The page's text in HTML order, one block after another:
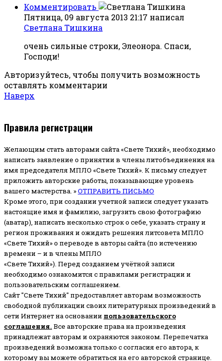
Комментировать
Пятница, 09 августа 2013 21:17 написал
Светлана Тишкина
очень сильные строки, Элеонора. Спаси,
Господи!
Авторизуйтесь, чтобы получить возможность
оставлять комментарии
Наверх
Правила регистрации
Желающим стать авторами сайта «Свете Тихий», необходимо
написать заявление о принятии в члены литобъединения на
имя председателя МПЛО «Свете Тихий». К письму следует
приложить авторские работы, показывающие уровень
вашего мастерства. »ОТПРАВИТЬ ПИСЬМО
Кроме этого, при создании учетной записи следует указать
настоящие имя и фамилию, загрузить свою фотографию
(аватар), написать несколько строк о себе, указать страну и
регион проживания и ожидать решения литсовета МПЛО
«Свете Тихий» о переводе в авторы сайта (по истечению
времени – и в члены МПЛО
«Свете Тихий»). Перед созданием учётной записи
необходимо ознакомится с правилами регистрации и
пользовательским соглашением.
Сайт "Свете Тихий" предоставляет авторам возможность
свободной публикации своих литературных произведений в
сети Интернет на основании пользовательского
соглашения. Все авторские права на произведения
принадлежат авторам и охраняются законом. Перепечатка
произведений возможна только с согласия его автора, к
которому вы можете обратиться на его авторской странице.